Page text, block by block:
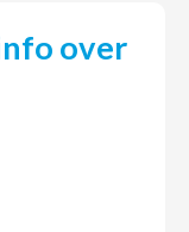
over